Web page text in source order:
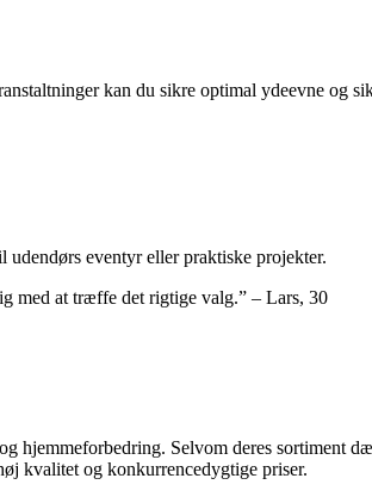
kan du sikre optimal ydeevne og
eventyr eller praktiske projekter.
med at træffe det rigtige valg.” – Lars, 30
hjemmeforbedring. Selvom deres sortiment
kvalitet og konkurrencedygtige priser.